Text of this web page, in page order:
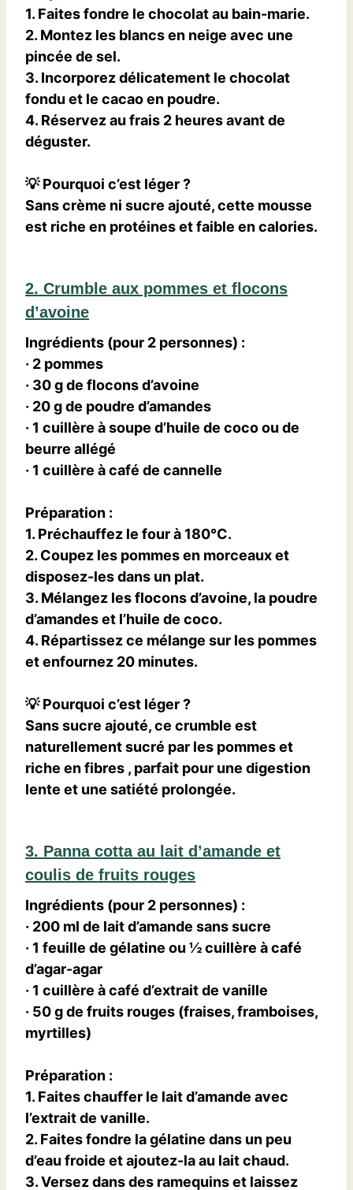
1. Faites fondre le chocolat au bain-marie.
2. Montez les blancs en neige avec une
pincée de sel.
3. Incorporez délicatement le chocolat
fondu et le cacao en poudre.
4. Réservez au frais 2 heures avant de
déguster.
💡Pourquoi c’est léger ?
Sans crème ni sucre ajouté, cette mousse
est riche en protéines et faible en calories.
2. Crumble aux pommes et flocons
d’avoine
Ingrédients (pour 2 personnes) :
· 2 pommes
· 30 g de flocons d’avoine
· 20 g de poudre d’amandes
· 1 cuillère à soupe d’huile de coco ou de
beurre allégé
· 1 cuillère à café de cannelle
Préparation :
1. Préchauffez le four à 180°C.
2. Coupez les pommes en morceaux et
disposez-les dans un plat.
3. Mélangez les flocons d’avoine, la poudre
d’amandes et l’huile de coco.
4. Répartissez ce mélange sur les pommes
et enfournez 20 minutes.
💡Pourquoi c’est léger ?
Sans sucre ajouté, ce crumble est
naturellement sucré par les pommes et
riche en fibres , parfait pour une digestion
lente et une satiété prolongée.
3. Panna cotta au lait d’amande et
coulis de fruits rouges
Ingrédients (pour 2 personnes) :
· 200 ml de lait d’amande sans sucre
· 1 feuille de gélatine ou ½ cuillère à café
d’agar-agar
· 1 cuillère à café d’extrait de vanille
· 50 g de fruits rouges (fraises, framboises,
myrtilles)
Préparation :
1. Faites chauffer le lait d’amande avec
l’extrait de vanille.
2. Faites fondre la gélatine dans un peu
d’eau froide et ajoutez-la au lait chaud.
3. Versez dans des ramequins et laissez